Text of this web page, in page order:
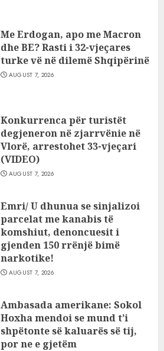
Me Erdogan, apo me Macron
dhe BE? Rasti i 32-vjeçares
turke vë në dilemë Shqipërinë
AUGUST 7, 2026
Konkurrenca për turistët
degjeneron në zjarrvënie në
Vlorë, arrestohet 33-vjeçari
(VIDEO)
AUGUST 7, 2026
Emri/ U dhunua se sinjalizoi
parcelat me kanabis të
komshiut, denoncuesit i
gjenden 150 rrënjë bimë
narkotike!
AUGUST 7, 2026
Ambasada amerikane: Sokol
Hoxha mendoi se mund t’i
shpëtonte së kaluarës së tij,
por ne e gjetëm